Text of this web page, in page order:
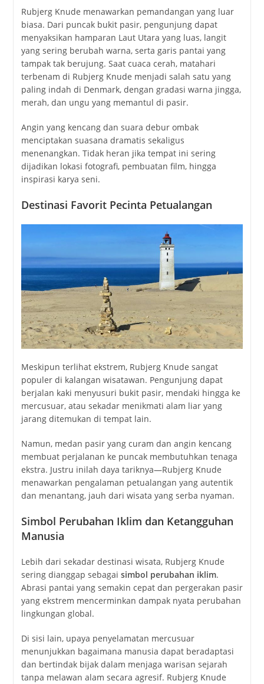
Rubjerg Knude menawarkan pemandangan yang luar
biasa. Dari puncak bukit pasir, pengunjung dapat
menyaksikan hamparan Laut Utara yang luas, langit
yang sering berubah warna, serta garis pantai yang
tampak tak berujung. Saat cuaca cerah, matahari
terbenam di Rubjerg Knude menjadi salah satu yang
paling indah di Denmark, dengan gradasi warna jingga,
merah, dan ungu yang memantul di pasir.
Angin yang kencang dan suara debur ombak
menciptakan suasana dramatis sekaligus
menenangkan. Tidak heran jika tempat ini sering
dijadikan lokasi fotografi, pembuatan film, hingga
inspirasi karya seni.
Destinasi Favorit Pecinta Petualangan
Meskipun terlihat ekstrem, Rubjerg Knude sangat
populer di kalangan wisatawan. Pengunjung dapat
berjalan kaki menyusuri bukit pasir, mendaki hingga ke
mercusuar, atau sekadar menikmati alam liar yang
jarang ditemukan di tempat lain.
Namun, medan pasir yang curam dan angin kencang
membuat perjalanan ke puncak membutuhkan tenaga
ekstra. Justru inilah daya tariknya—Rubjerg Knude
menawarkan pengalaman petualangan yang autentik
dan menantang, jauh dari wisata yang serba nyaman.
Simbol Perubahan Iklim dan Ketangguhan
Manusia
Lebih dari sekadar destinasi wisata, Rubjerg Knude
sering dianggap sebagai simbol perubahan iklim.
Abrasi pantai yang semakin cepat dan pergerakan pasir
yang ekstrem mencerminkan dampak nyata perubahan
lingkungan global.
Di sisi lain, upaya penyelamatan mercusuar
menunjukkan bagaimana manusia dapat beradaptasi
dan bertindak bijak dalam menjaga warisan sejarah
tanpa melawan alam secara agresif. Rubjerg Knude